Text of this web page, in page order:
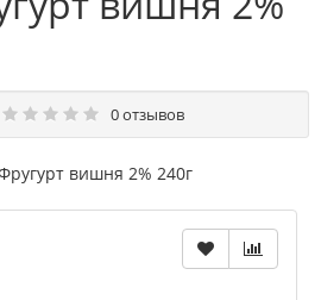
0 отзывов